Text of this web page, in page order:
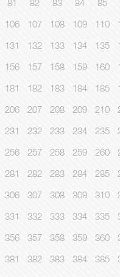
81 82 83 84 85
106 107 108 109 110
131 132 133 134 135
156 157 158 159 160
181 182 183 184 185
206 207 208 209 210
231 232 233 234 235
256 257 258 259 260
281 282 283 284 285
306 307 308 309 310
331 332 333 334 335
356 357 358 359 360
381 382 383 384 385